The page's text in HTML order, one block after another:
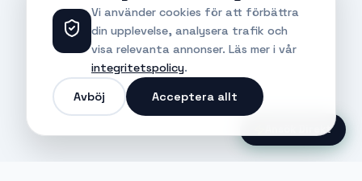
Ansök Direkt
Vi använder cookies för att förbättra
din upplevelse, analysera trafik och
visa relevanta annonser. Läs mer i vår
integritetspolicy.
Avböj
Acceptera allt